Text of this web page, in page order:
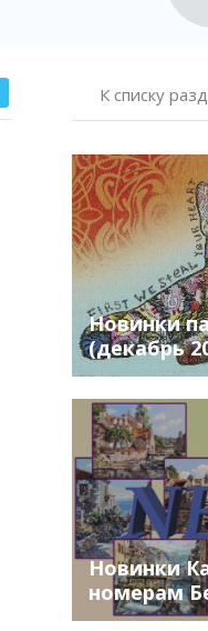
К списку
Новинки
(декабрь
Новинки
номерам
(июль 2022)